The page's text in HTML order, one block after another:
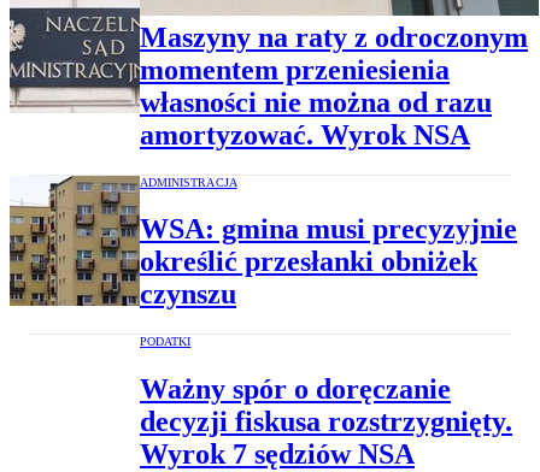
Maszyny na raty z odroczonym
momentem przeniesienia
własności nie można od razu
amortyzować. Wyrok NSA
ADMINISTRACJA
WSA: gmina musi precyzyjnie
określić przesłanki obniżek
czynszu
PODATKI
Ważny spór o doręczanie
decyzji fiskusa rozstrzygnięty.
Wyrok 7 sędziów NSA